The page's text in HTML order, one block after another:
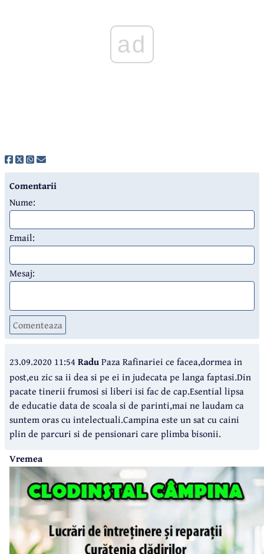
ad
Comentarii
Nume:
Email:
Mesaj:
Comenteaza
23.09.2020 11:54 RaduPaza Rafinariei ce facea,dormea in
post,eu zic sa ii dea si pe ei in judecata pe langa faptasi.Din
pacate tinerii frumosi si liberi isi fac de cap.Esential lipsa
de educatie data de scoala si de parinti,mai ne laudam ca
suntem oras cu intelectuali.Campina este un sat cu caini
plin de parcuri si de pensionari care plimba bisonii.
Vremea